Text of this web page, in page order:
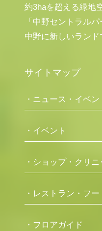
約3haを超える緑地
「中野セントラル
中野に新しいランド
サイトマップ
・ニュース・イベン
・イベント
・ショップ・クリニ
・レストラン・フー
・フロアガイド